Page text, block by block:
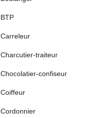
BTP
Carreleur
Charcutier-traiteur
Chocolatier-confiseur
Coiffeur
Cordonnier